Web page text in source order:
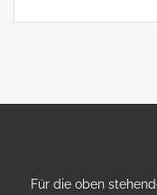
Für die oben